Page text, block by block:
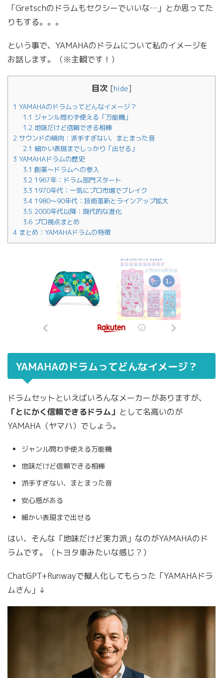
「Gretschのドラムもセクシーでいいな…」とか思ってた
りもする。。。
という事で、YAMAHAのドラムについて私のイメージを
お話します。（※主観です！）
目次 [hide]
1 YAMAHAのドラムってどんなイメージ？
1.1 ジャンル問わず使える「万能機」
1.2 地味だけど信頼できる相棒
2 サウンドの傾向：派手すぎない、まとまった音
2.1 細かい表現までしっかり「出せる」
3 YAMAHAドラムの歴史
3.1 創業〜ドラムへの参入
3.2 1967年：ドラム部門スタート
3.3 1970年代：一気にプロ市場でブレイク
3.41980〜90年代：技術革新とラインアップ拡大
3.5 2000年代以降：現代的な進化
3.6プロ視点まとめ
4 まとめ：YAMAHAドラムの特徴
YAMAHAのドラムってどんなイメージ？
ドラムセットといえばいろんなメーカーがありますが、
「とにかく信頼できるドラム」 として名高いのが
YAMAHA（ヤマハ）でしょう。
ジャンル問わず使える万能機
地味だけど信頼できる相棒
派手すぎない、まとまった音
安心感がある
細かい表現まで出せる
はい、そんな「地味だけど実力派」なのがYAMAHAのド
ラムです。（トヨタ車みたいな感じ？）
ChatGPT+Runwayで擬人化してもらった「YAMAHAドラ
ムさん」↓